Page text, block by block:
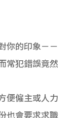
你的印象－－
常犯錯誤竟然
便僱主或人力
也會要求求職